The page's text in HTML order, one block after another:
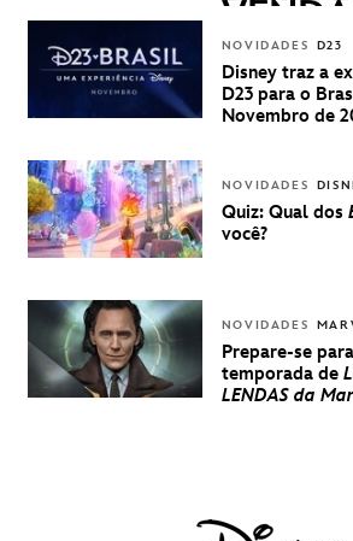
PARA
UMA
NOVIDADES D23
Disney traz a
D23 para o
Novembro de
NOVIDADES
Quiz: Qual dos
você?
NOVIDADES
Prepare-se
temporada de
LENDAS da